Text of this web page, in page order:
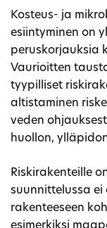
Kosteus- ja
esiintyminen on
peruskorjauksia
Vaurioitten
tyypilliset
altistaminen
veden
huollon,
Riskirakenteille
suunnittelussa
rakenteeseen